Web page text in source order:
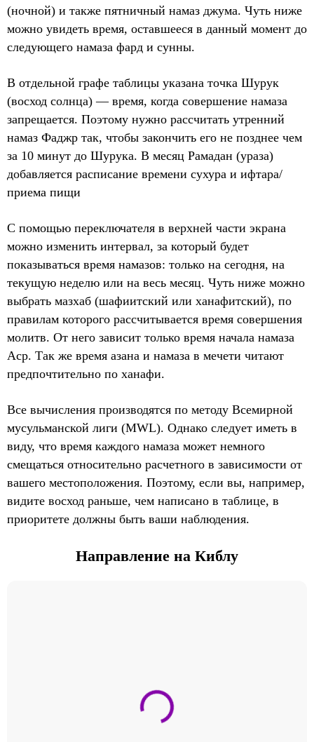
(ночной) и также пятничный намаз джума. Чуть ниже
можно увидеть время, оставшееся в данный момент до
следующего намаза фард и сунны.
В отдельной графе таблицы указана точка Шурук
(восход солнца) — время, когда совершение намаза
запрещается. Поэтому нужно рассчитать утренний
намаз Фаджр так, чтобы закончить его не позднее чем
за 10 минут до Шурука. В месяц Рамадан (ураза)
добавляется расписание времени сухура и ифтара/
приема пищи
С помощью переключателя в верхней части экрана
можно изменить интервал, за который будет
показываться время намазов: только на сегодня, на
текущую неделю или на весь месяц. Чуть ниже можно
выбрать мазхаб (шафиитский или ханафитский), по
правилам которого рассчитывается время совершения
молитв. От него зависит только время начала намаза
Аср. Так же время азана и намаза в мечети читают
предпочтительно по ханафи.
Все вычисления производятся по методу Всемирной
мусульманской лиги (MWL). Однако следует иметь в
виду, что время каждого намаза может немного
смещаться относительно расчетного в зависимости от
вашего местоположения. Поэтому, если вы, например,
видите восход раньше, чем написано в таблице, в
приоритете должны быть ваши наблюдения.
Направление на Киблу